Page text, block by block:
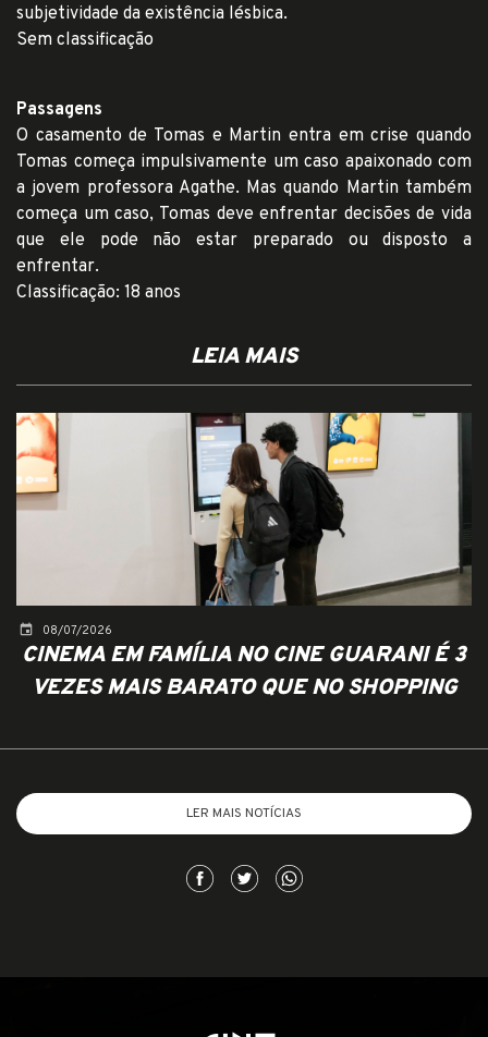
LEIA MAIS
event 08/07/2026
CINEMA EM FAMÍLIA NO CINE GUARANI É 3
VEZES MAIS BARATO QUE NO SHOPPING
LER MAIS NOTÍCIAS
subjetividade da existência lésbica.
Sem classificação
Passagens
O casamento de Tomas e Martin entra em crise quando
Tomas começa impulsivamente um caso apaixonado com
a jovem professora Agathe. Mas quando Martin também
começa um caso, Tomas deve enfrentar decisões de vida
que ele pode não estar preparado ou disposto a
enfrentar.
Classificação: 18 anos